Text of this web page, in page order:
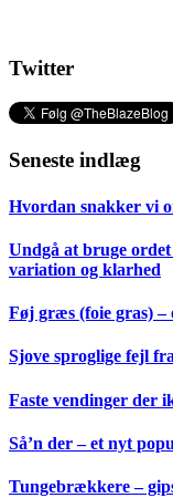
Twitter
Seneste indlæg
Hvordan snakker vi
Undgå at bruge ordet
variation og klarhed
Føj græs (foie gras) –
Sjove sproglige fejl
Faste vendinger der
Så’n der – et nyt
Tungebrækkere –